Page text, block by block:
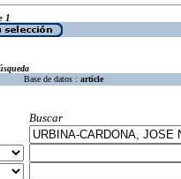
1
Base de datos : article
Buscar